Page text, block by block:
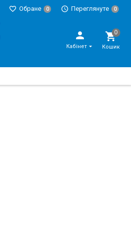
Обране 0 Переглянуте 0
Кабінет Кошик